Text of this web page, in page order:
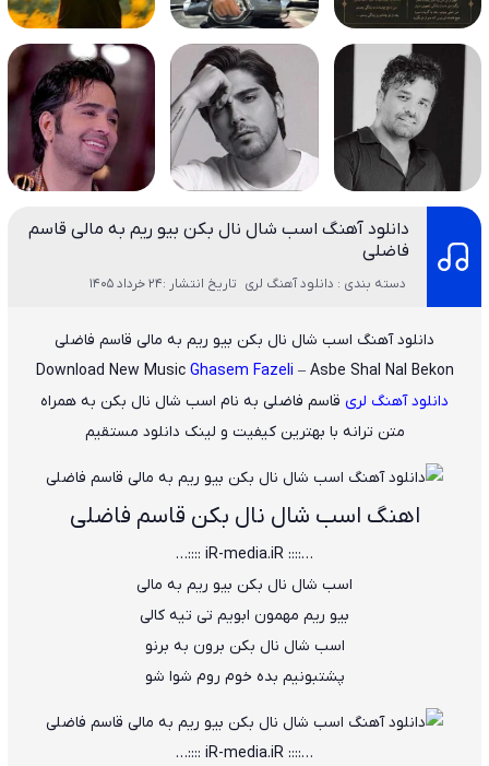
دانلود آهنگ اسب شال نال بکن بیو ریم به مالی قاسم
فاضلی
دسته بندی : دانلود آهنگ لری تاریخ انتشار :24 خرداد 1405
دانلود آهنگ اسب شال نال بکن بیو ریم به مالی قاسم فاضلی
Download New MusicGhasem Fazeli – Asbe Shal Nal Bekon
دانلود آهنگ لری قاسم فاضلی به نام اسب شال نال بکن به همراه
متن ترانه با بهترین کیفیت و لینک دانلود مستقیم
اهنگ اسب شال نال بکن قاسم فاضلی
…:::: iR-media.iR ::::…
اسب شال نال بکن بیو ریم به مالی
بیو ریم مهمون ابویم تی تیه کالی
اسب شال نال بکن برون به برنو
پشتبونیم بده خوم روم شوا شو
…:::: iR-media.iR ::::…